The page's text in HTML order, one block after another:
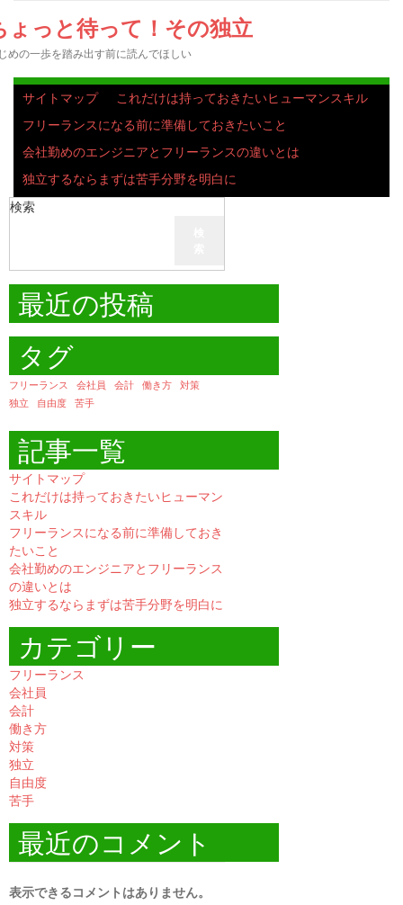
ょっと待って！その独立
めの一歩を踏み出す前に読んでほしい
サイトマップ
これだけは持っておきたいヒューマンスキル
フリーランスになる前に準備しておきたいこと
会社勤めのエンジニアとフリーランスの違いとは
独立するならまずは苦手分野を明白に
検索
最近の投稿
タグ
フリーランス 会社員 会計 働き方
対策
独立
自由度 苦手
記事一覧
サイトマップ
これだけは持っておきたいヒューマン
スキル
フリーランスになる前に準備しておき
たいこと
会社勤めのエンジニアとフリーランス
の違いとは
独立するならまずは苦手分野を明白に
カテゴリー
フリーランス
会社員
会計
働き方
対策
独立
自由度
苦手
最近のコメント
表示できるコメントはありません。